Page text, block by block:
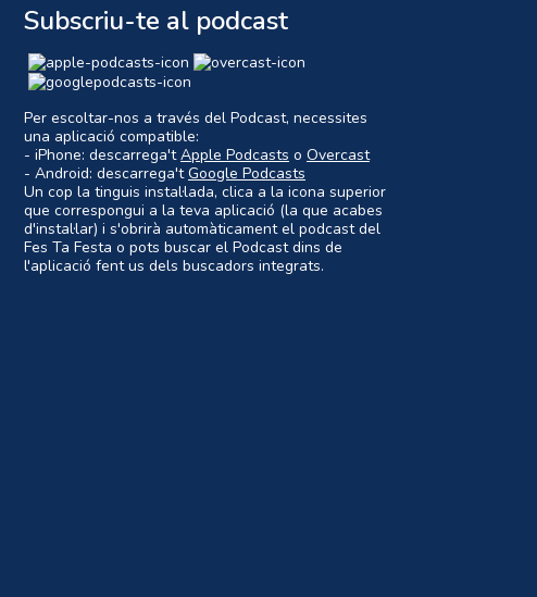
Subscriu-te al podcast
Per escoltar-nos a través del Podcast, necessites
una aplicació compatible:
- iPhone: descarrega'tApple Podcasts o Overcast
- Android: descarrega'tGoogle Podcasts
Un cop la tinguis instal·lada, clica a la icona superior
que correspongui a la teva aplicació (la que acabes
d'instal·lar) i s'obrirà automàticament el podcast del
Fes Ta Festa o pots buscar el Podcast dins de
l'aplicació fent us dels buscadors integrats.